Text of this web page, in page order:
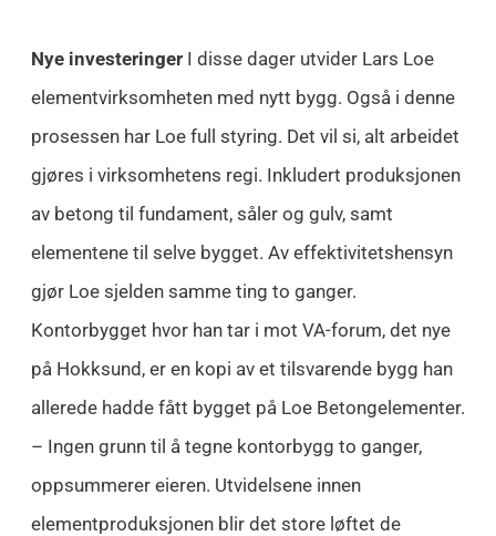
Nye investeringer I disse dager utvider Lars Loe
elementvirksomheten med nytt bygg. Også i denne
prosessen har Loe full styring. Det vil si, alt arbeidet
gjøres i virksomhetens regi. Inkludert produksjonen
av betong til fundament, såler og gulv, samt
elementene til selve bygget. Av effektivitetshensyn
gjør Loe sjelden samme ting to ganger.
Kontorbygget hvor han tar i mot VA-forum, det nye
på Hokksund, er en kopi av et tilsvarende bygg han
allerede hadde fått bygget på Loe Betongelementer.
– Ingen grunn til å tegne kontorbygg to ganger,
oppsummerer eieren. Utvidelsene innen
elementproduksjonen blir det store løftet de